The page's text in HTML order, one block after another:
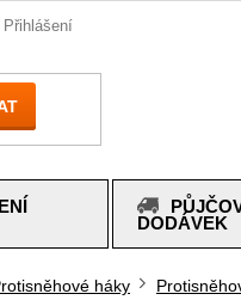
Přihlášení
DODÁVEK
háky